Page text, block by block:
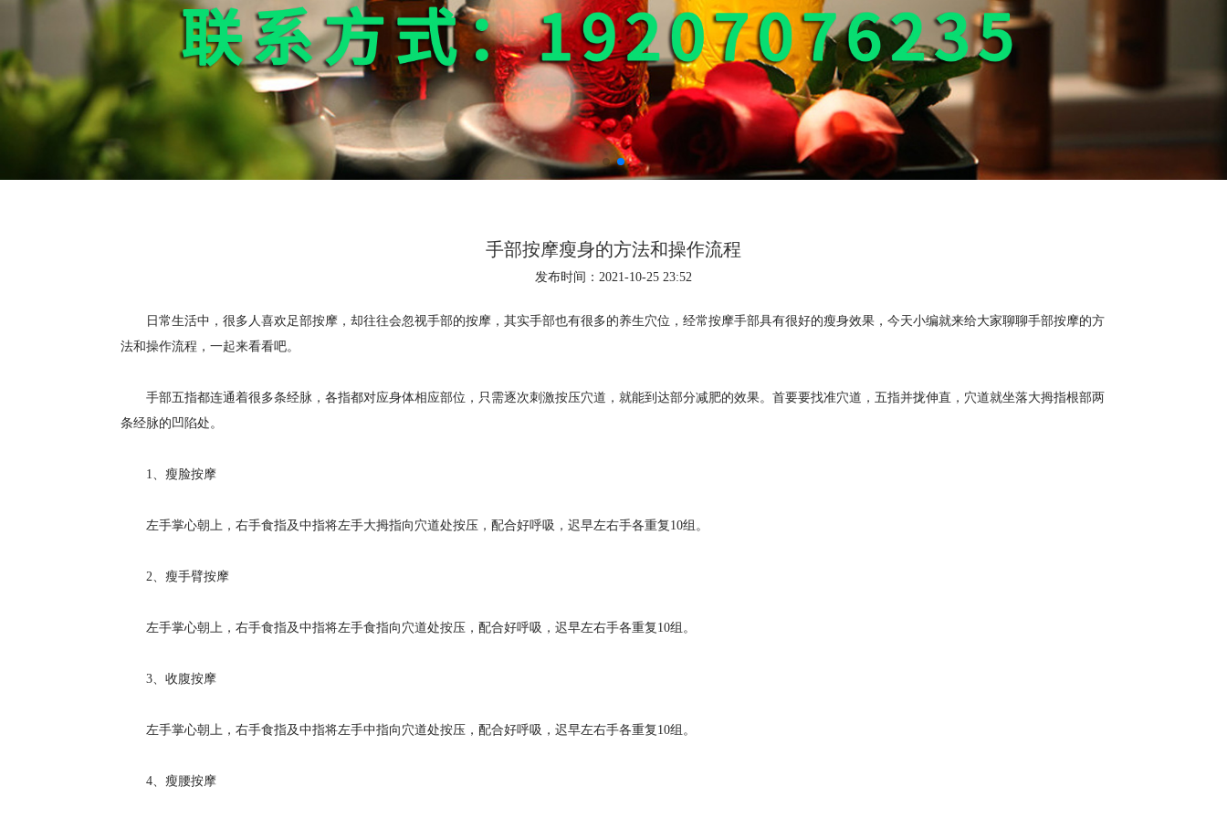
手部按摩瘦身的方法和操作流程
发布时间：2021-10-25 23:52
日常生活中，很多人喜欢足部按摩，却往往会忽视手部的按摩，其实手部也有很多的养生穴位，经常按摩手部具有很好的瘦身效果，今天小编就来给大家聊聊手部按摩的方
法和操作流程，一起来看看吧。
手部五指都连通着很多条经脉，各指都对应身体相应部位，只需逐次刺激按压穴道，就能到达部分减肥的效果。首要要找准穴道，五指并拢伸直，穴道就坐落大拇指根部两
条经脉的凹陷处。
1、瘦脸按摩
左手掌心朝上，右手食指及中指将左手大拇指向穴道处按压，配合好呼吸，迟早左右手各重复10组。
2、瘦手臂按摩
左手掌心朝上，右手食指及中指将左手食指向穴道处按压，配合好呼吸，迟早左右手各重复10组。
3、收腹按摩
左手掌心朝上，右手食指及中指将左手中指向穴道处按压，配合好呼吸，迟早左右手各重复10组。
4、瘦腰按摩